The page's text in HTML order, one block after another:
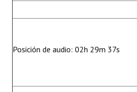
Posición de audio: 02h 29m 37s